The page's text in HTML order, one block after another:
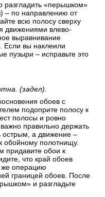
разгладить «перышком»
– по направлению от
всю полосу сверху
движениями влево-
выравнивание
Если вы наклеили
пузыри – исправьте это
(задел).
обоев с
подоприте полосу к
полосы и ровно
правильно держать
а движение –
обойному полотнищу.
придавите обои к
что край обоев
же операцию
границей обоев. После
и разгладьте